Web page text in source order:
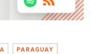
PARAGUAY